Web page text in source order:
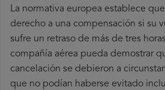
La normativa europea establece
derecho a una compensación si su
sufre un retraso de más de tres
compañía aérea pueda demostrar
cancelación se debieron a
que no podían haberse evitado